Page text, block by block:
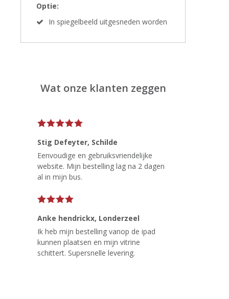
Optie:
In spiegelbeeld uitgesneden worden
Wat onze klanten zeggen
Stig Defeyter, Schilde
Eenvoudige en gebruiksvriendelijke
website. Mijn bestelling lag na 2 dagen
al in mijn bus.
Anke hendrickx, Londerzeel
Ik heb mijn bestelling vanop de ipad
kunnen plaatsen en mijn vitrine
schittert. Supersnelle levering.